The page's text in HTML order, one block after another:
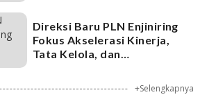
Direksi Baru PLN Enjiniring
Fokus Akselerasi Kinerja,
Tata Kelola, dan
+Selengkapnya